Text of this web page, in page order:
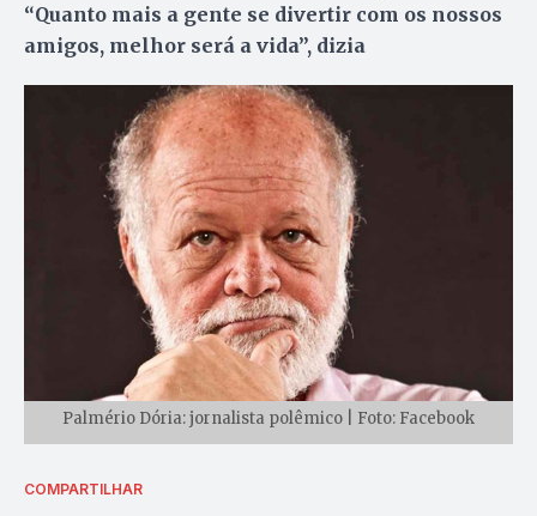
“Quanto mais a gente se divertir com os nossos
amigos, melhor será a vida”, dizia
Palmério Dória: jornalista polêmico | Foto: Facebook
COMPARTILHAR